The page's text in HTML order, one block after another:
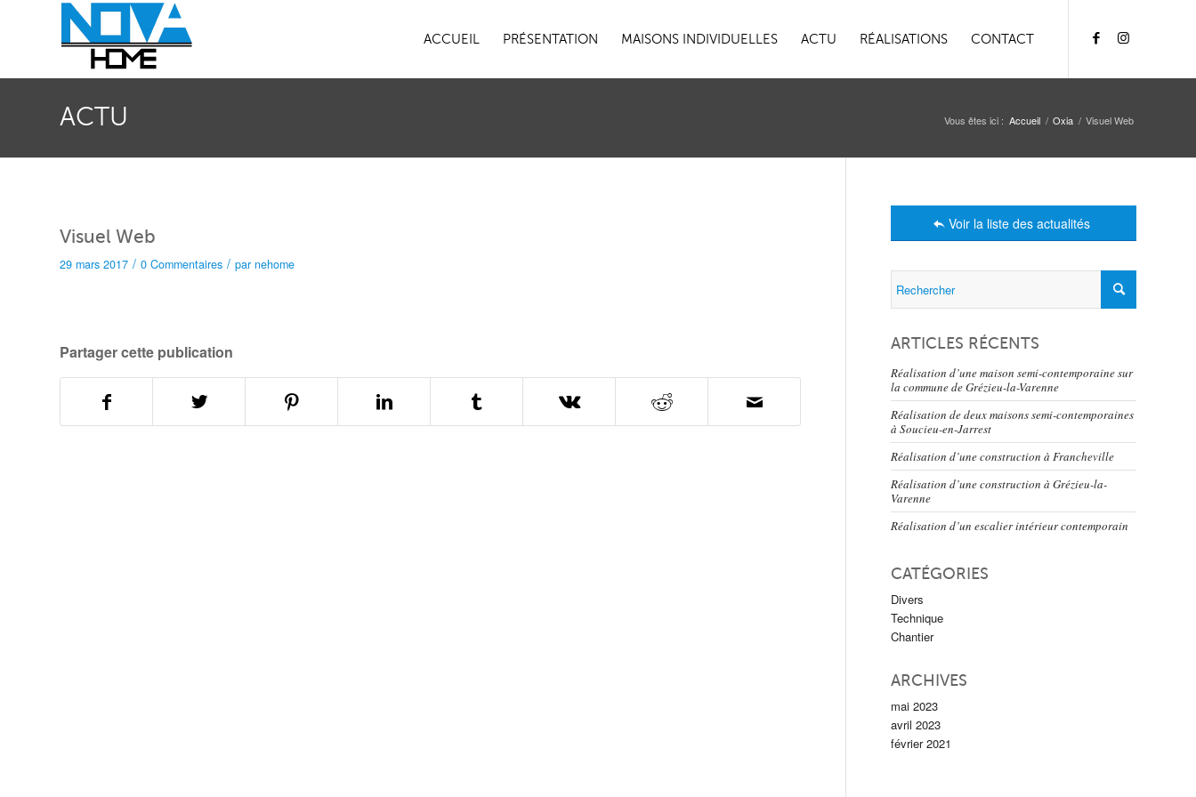
ACCUEIL PRÉSENTATION MAISONS INDIVIDUELLES ACTU RÉALISATIONS CONTACT
ACTU Vous êtes ici : Accueil / Oxia / Visuel Web
Visuel Web
29 mars 2017 / 0 Commentaires / par nehome
Partager cette publication
Voir la liste des actualités
ARTICLES RÉCENTS
Réalisation d’une maison semi-contemporaine sur
la commune de Grézieu-la-Varenne
Réalisation de deux maisons semi-contemporaines
à Soucieu-en-Jarrest
Réalisation d’une construction à Francheville
Réalisation d’une construction à Grézieu-la-
Varenne
Réalisation d’un escalier intérieur contemporain
CATÉGORIES
Divers
Technique
Chantier
ARCHIVES
mai 2023
avril 2023
février 2021